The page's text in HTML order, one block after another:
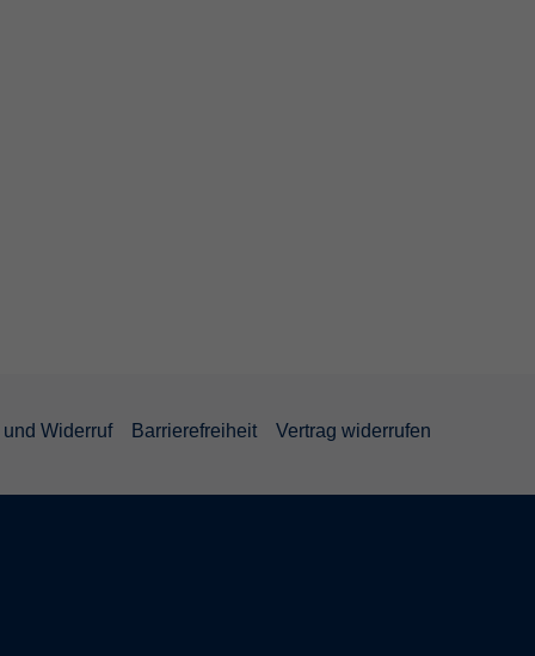
Widerruf Barrierefreiheit Vertrag widerrufen